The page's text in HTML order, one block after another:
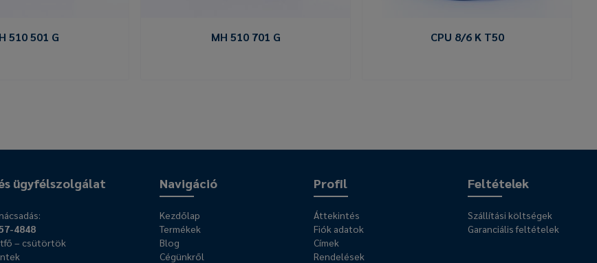
510 501 G MH 510 701 G CPU 8/6 K T50
Navigáció
Kezdőlap
Termékek
Blog
Cégünkről
Profil
Áttekintés
Fiók adatok
Címek
Rendelések
Feltételek
Szállítási költségek
Garanciális feltételek
ügyfélszolgálat
4848
– csütörtök